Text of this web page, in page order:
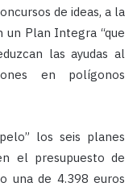
de ideas, a la
un Plan Integra “que
las ayudas al
en polígonos
los seis planes
el presupuesto de
una de 4.398 euros